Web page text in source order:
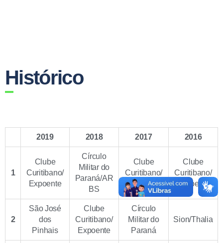
Histórico
2019 2018 2017 2016
1
Clube
Curitibano/
Expoente
Círculo
Militar do
Paraná/AR
BS
Clube
Curitibano/
Expoente
Clube
Curitibano/
Expoente
2
São José
dos
Pinhais
Clube
Curitibano/
Expoente
Círculo
Militar do
Paraná
Sion/Thalia